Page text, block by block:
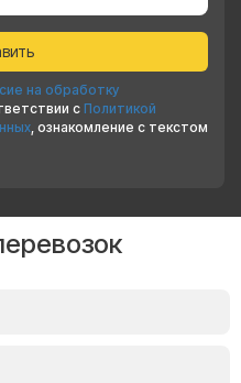
на обработку
с Политикой
, ознакомление с текстом